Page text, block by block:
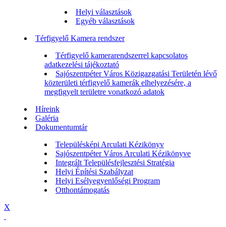
Helyi választások
Egyéb választások
Térfigyelő Kamera rendszer
Térfigyelő kamerarendszerrel kapcsolatos
adatkezelési tájékoztató
Sajószentpéter Város Közigazgatási Területén lévő
közterületi térfigyelő kamerák elhelyezésére, a
megfigyelt területre vonatkozó adatok
Híreink
Galéria
Dokumentumtár
Településképi Arculati Kézikönyv
Sajószentpéter Város Arculati Kézikönyve
Integrált Településfejlesztési Stratégia
Helyi Építési Szabályzat
Helyi Esélyegyenlőségi Program
Otthontámogatás
X